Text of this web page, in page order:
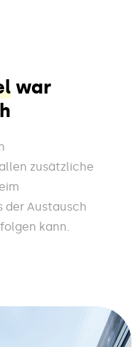
war
zusätzliche
der Austausch
kann.